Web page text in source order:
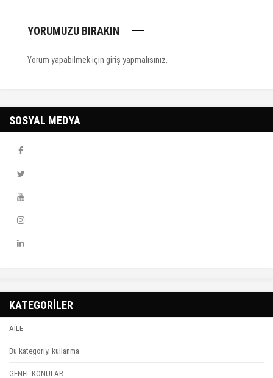
YORUMUZU BIRAKIN
Yorum yapabilmek için giriş yapmalısınız
SOSYAL MEDYA
KATEGORİLER
AİLE
Bu kategoriyi kullanma
GENEL KONULAR